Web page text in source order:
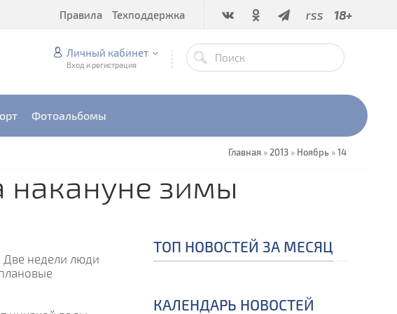
rss 18+
Правила Техподдержка
Личный кабинет
Вход и регистрация
Фотоальбомы
Главная » 2013 » Ноябрь »14
накануне зимы
Две недели люди
ТОП НОВОСТЕЙ ЗА МЕСЯЦ
КАЛЕНДАРЬ НОВОСТЕЙ